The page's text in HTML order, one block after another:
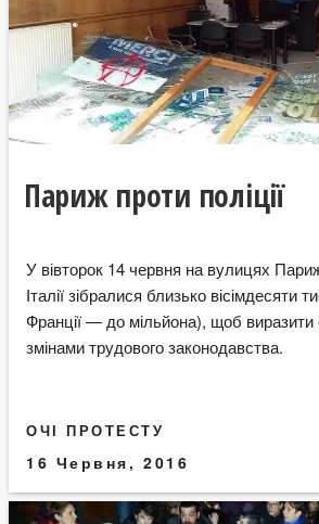
Париж проти поліції
У вівторок 14 червня на вулицях
Італії зібралися близько вісімдесяти
Франції — до мільйона), щоб виразити
змінами трудового законодавства.
ОЧІ ПРОТЕСТУ
16 Червня, 2016